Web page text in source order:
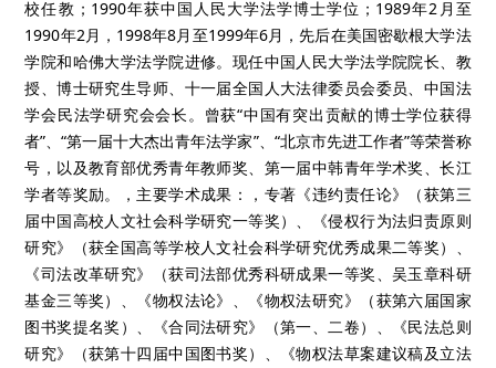
校任教；1990年获中国人民大学法学博士学位；1989年2月至
1990年2月，1998年8月至1999年6月，先后在美国密歇根大学法
学院和哈佛大学法学院进修。现任中国人民大学法学院院长、教
授、博士研究生导师、十一届全国人大法律委员会委员、中国法
学会民法学研究会会长。曾获“中国有突出贡献的博士学位获得
者”、“第一届十大杰出青年法学家”、“北京市先进工作者”等荣誉称
号，以及教育部优秀青年教师奖、第一届中韩青年学术奖、长江
学者等奖励。，主要学术成果：，专著《违约责任论》（获第三
届中国高校人文社会科学研究一等奖）、《侵权行为法归责原则
研究》（获全国高等学校人文社会科学研究优秀成果二等奖）、
《司法改革研究》（获司法部优秀科研成果一等奖、吴玉章科研
基金三等奖）、《物权法论》、《物权法研究》（获第六届国家
图书奖提名奖）、《合同法研究》（第一、二卷）、《民法总则
研究》（获第十四届中国图书奖）、《物权法草案建议稿及立法